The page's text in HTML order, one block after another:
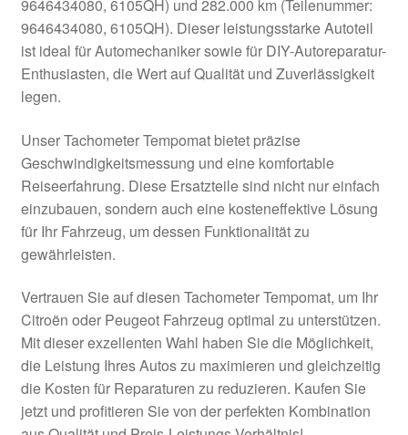
Kontakt
Lieferung
Über uns
Warenkorb
Zahlungen
9646434080, 6105QH) und 282.000 km (Teilenummer:
9646434080, 6105QH). Dieser leistungsstarke Autoteil
ist ideal für Automechaniker sowie für DIY-Autoreparatur-
Enthusiasten, die Wert auf Qualität und Zuverlässigkeit
legen.
Unser Tachometer Tempomat bietet präzise
Geschwindigkeitsmessung und eine komfortable
Reiseerfahrung. Diese Ersatzteile sind nicht nur einfach
einzubauen, sondern auch eine kosteneffektive Lösung
für Ihr Fahrzeug, um dessen Funktionalität zu
gewährleisten.
Vertrauen Sie auf diesen Tachometer Tempomat, um Ihr
Citroën oder Peugeot Fahrzeug optimal zu unterstützen.
Mit dieser exzellenten Wahl haben Sie die Möglichkeit,
die Leistung Ihres Autos zu maximieren und gleichzeitig
die Kosten für Reparaturen zu reduzieren. Kaufen Sie
jetzt und profitieren Sie von der perfekten Kombination